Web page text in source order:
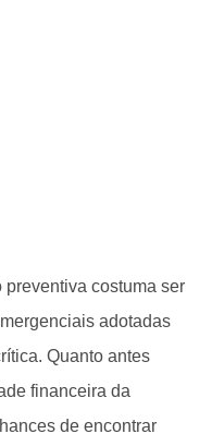
costuma ser
adotadas
Quanto antes
financeira da
de encontrar